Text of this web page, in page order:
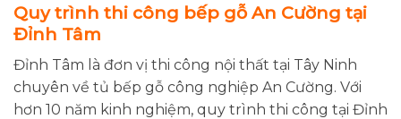
Quy trình thi công bếp gỗ An Cường tại
Đỉnh Tâm
Đỉnh Tâm là đơn vị thi công nội thất tại Tây Ninh
chuyên về tủ bếp gỗ công nghiệp An Cường. Với
hơn 10 năm kinh nghiệm, quy trình thi công tại Đỉnh